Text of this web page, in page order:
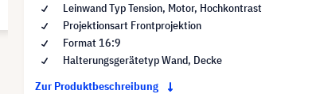
Leinwand Typ Tension, Motor, Hochkontrast
Projektionsart Frontprojektion
Format 16:9
Halterungsgerätetyp Wand, Decke
Zur Produktbeschreibung